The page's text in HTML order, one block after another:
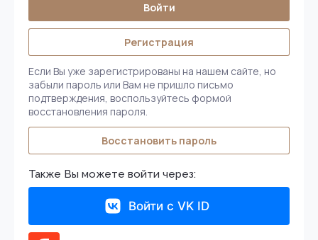
Войти
Регистрация
Если Вы уже зарегистрированы на нашем сайте, но
забыли пароль или Вам не пришло письмо
подтверждения, воспользуйтесь формой
восстановления пароля.
Восстановить пароль
Также Вы можете войти через:
Войти с VK ID